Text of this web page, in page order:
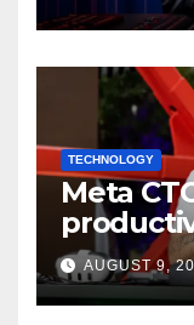
TECHNOLOGY
Meta
mean
time off
AUGUST 9,